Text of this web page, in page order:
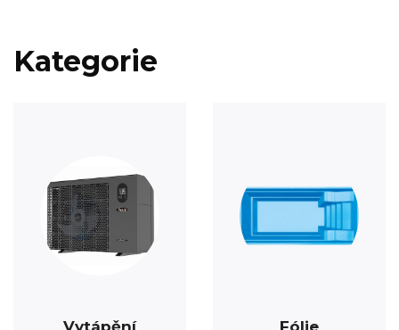
Kategorie
Vytápění Fólie